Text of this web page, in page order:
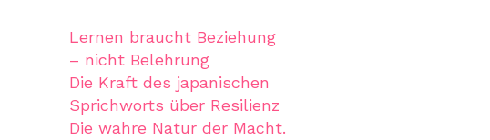
Lernen braucht Beziehung
– nicht Belehrung
Die Kraft des japanischen
Sprichworts über Resilienz
Die wahre Natur der Macht.